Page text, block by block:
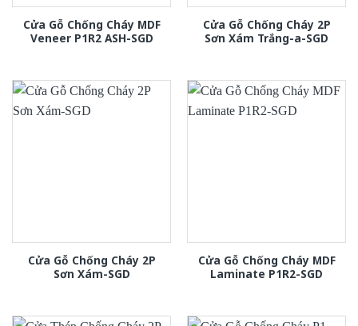
Cửa Gỗ Chống Cháy MDF
Veneer P1R2 ASH-SGD
Cửa Gỗ Chống Cháy 2P
Sơn Xám Trắng-a-SGD
Cửa Gỗ Chống Cháy 2P
Sơn Xám-SGD
Cửa Gỗ Chống Cháy MDF
Laminate P1R2-SGD